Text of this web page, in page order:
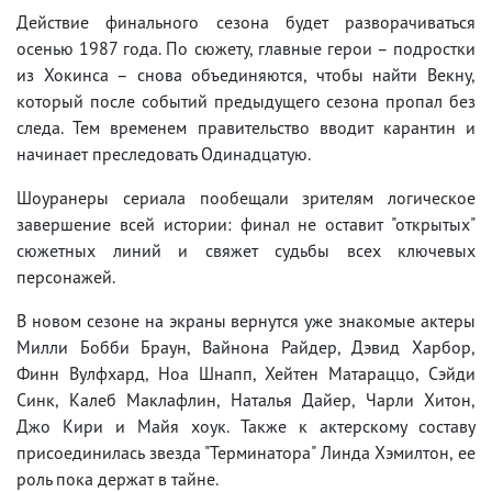
Действие финального сезона будет разворачиваться
осенью 1987 года. По сюжету, главные герои – подростки
из Хокинса – снова объединяются, чтобы найти Векну,
который после событий предыдущего сезона пропал без
следа. Тем временем правительство вводит карантин и
начинает преследовать Одинадцатую.
Шоуранеры сериала пообещали зрителям логическое
завершение всей истории: финал не оставит "открытых"
сюжетных линий и свяжет судьбы всех ключевых
персонажей.
В новом сезоне на экраны вернутся уже знакомые актеры
Милли Бобби Браун, Вайнона Райдер, Дэвид Харбор,
Финн Вулфхард, Ноа Шнапп, Хейтен Матараццо, Сэйди
Синк, Калеб Маклафлин, Наталья Дайер, Чарли Хитон,
Джо Кири и Майя хоук. Также к актерскому составу
присоединилась звезда "Терминатора" Линда Хэмилтон, ее
роль пока держат в тайне.